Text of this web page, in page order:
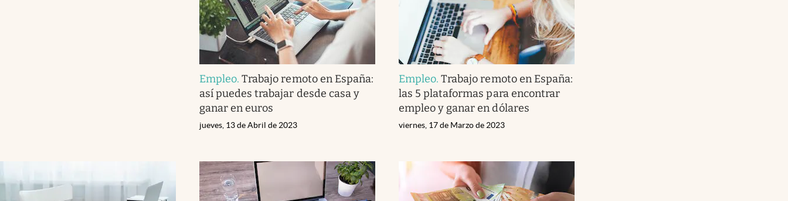
Empleo.Trabajo remoto en España:
así puedes trabajar desde casa y
ganar en euros
jueves, 13 de Abril de 2023
Empleo.Trabajo remoto en España:
las 5 plataformas para encontrar
empleo y ganar en dólares
viernes, 17 de Marzo de 2023